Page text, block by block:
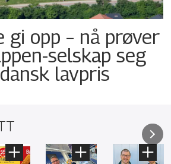
gi opp – nå prøver
selskap seg
lavpris